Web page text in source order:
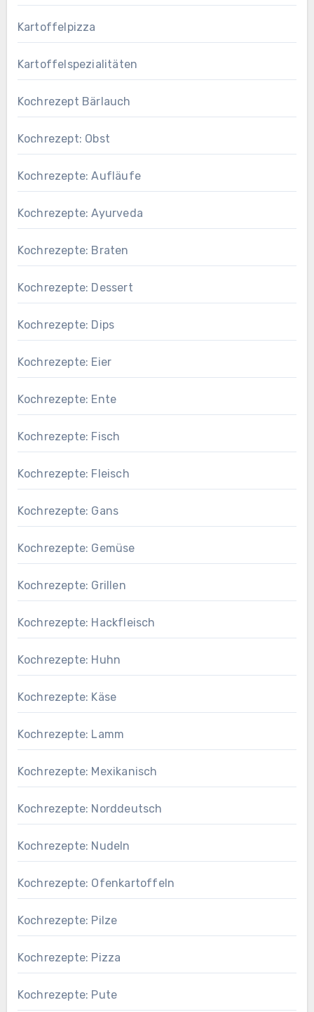
Kartoffelpizza
Kartoffelspezialitäten
Kochrezept Bärlauch
Kochrezept: Obst
Kochrezepte: Aufläufe
Kochrezepte: Ayurveda
Kochrezepte: Braten
Kochrezepte: Dessert
Kochrezepte: Dips
Kochrezepte: Eier
Kochrezepte: Ente
Kochrezepte: Fisch
Kochrezepte: Fleisch
Kochrezepte: Gans
Kochrezepte: Gemüse
Kochrezepte: Grillen
Kochrezepte: Hackfleisch
Kochrezepte: Huhn
Kochrezepte: Käse
Kochrezepte: Lamm
Kochrezepte: Mexikanisch
Kochrezepte: Norddeutsch
Kochrezepte: Nudeln
Kochrezepte: Ofenkartoffeln
Kochrezepte: Pilze
Kochrezepte: Pizza
Kochrezepte: Pute